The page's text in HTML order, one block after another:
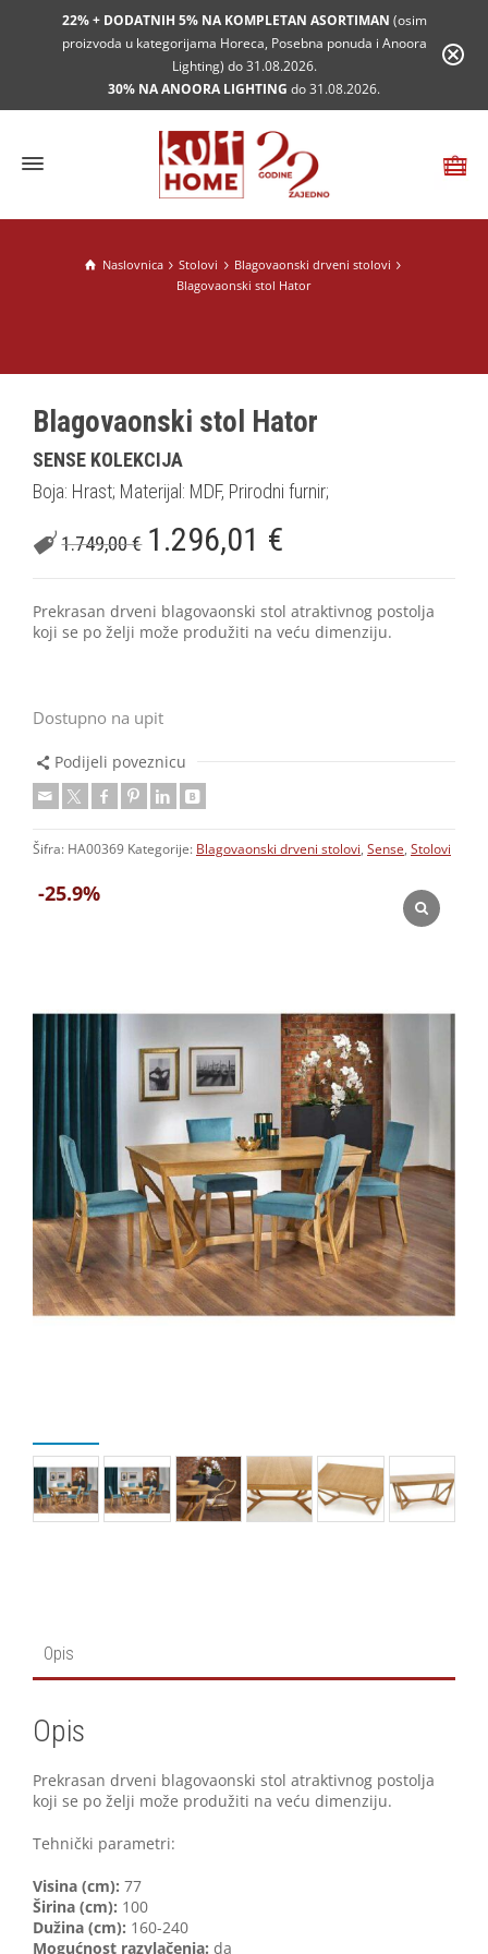
22% + DODATNIH 5% NA KOMPLETAN ASORTIMAN (osim
proizvoda u kategorijama Horeca, Posebna ponuda i Anoora
Lighting) do 31.08.2026.
30% NA ANOORA LIGHTING do 31.08.2026.
Naslovnica Stolovi
Blagovaonski drveni stolovi
Blagovaonski stol Hator
-25.9%
Blagovaonski stol Hator
SENSE KOLEKCIJA
Boja: Hrast; Materijal: MDF, Prirodni furnir;
1.749,00€ 1.296,01 €
Prekrasan drveni blagovaonski stol atraktivnog postolja
koji se po želji može produžiti na veću dimenziju.
Dostupno na upit
Podijeli poveznicu
Šifra: HA00369 Kategorije: Blagovaonski drveni stolovi Sense Stolovi
Opis
Opis
Prekrasan drveni blagovaonski stol atraktivnog postolja
koji se po želji može produžiti na veću dimenziju.
Tehnički parametri:
Visina (cm): 77
Širina (cm): 100
Dužina (cm): 160-240
Mogućnost razvlačenja: da